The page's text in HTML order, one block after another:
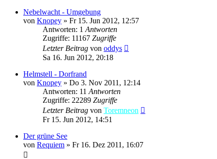
Nebelwacht - Umgebung
von Knopey » Fr 15. Jun 2012, 12:57
Antworten: 1 Antworten
Zugriffe: 11167 Zugriffe
Letzter Beitrag von oddys
Sa 16. Jun 2012, 20:18
Helmstell - Dorfrand
von Knopey » Do 3. Nov 2011, 12:14
Antworten: 11 Antworten
Zugriffe: 22289 Zugriffe
Letzter Beitrag von Toremneon
Fr 15. Jun 2012, 14:51
Der grüne See
von Requiem » Fr 16. Dez 2011, 16:07